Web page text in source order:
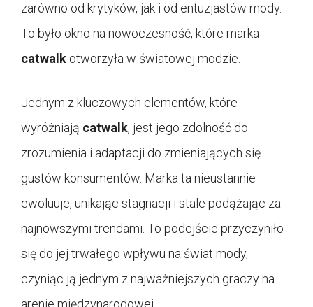
zarówno od krytyków, jak i od entuzjastów mody.
To było okno na nowoczesność, które marka
catwalk otworzyła w światowej modzie.
Jednym z kluczowych elementów, które
wyróżniają catwalk, jest jego zdolność do
zrozumienia i adaptacji do zmieniających się
gustów konsumentów. Marka ta nieustannie
ewoluuje, unikając stagnacji i stale podążając za
najnowszymi trendami. To podejście przyczyniło
się do jej trwałego wpływu na świat mody,
czyniąc ją jednym z najważniejszych graczy na